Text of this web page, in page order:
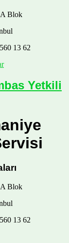
Blok
13 62
Yetkili
Blok
13 62